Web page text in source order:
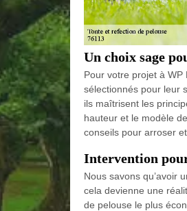
Un choix sage
Pour votre projet à
sélectionnés pour leur
ils maîtrisent les
hauteur et le modèle
conseils pour arroser
Intervention
Nous savons qu’avoir
cela devienne une
de pelouse le plus